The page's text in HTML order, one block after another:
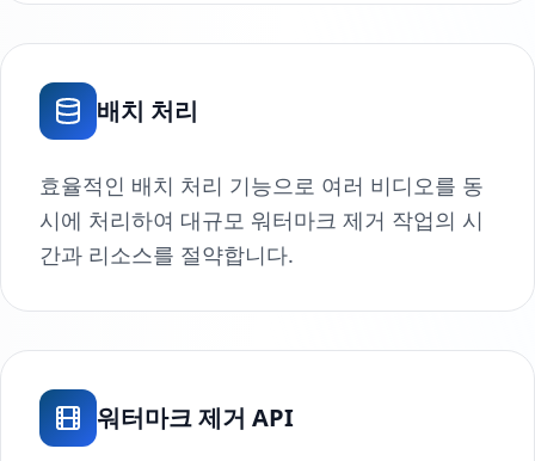
배치 처리
효율적인 배치 처리 기능으로 여러 비디오를 동
시에 처리하여 대규모 워터마크 제거 작업의 시
간과 리소스를 절약합니다.
워터마크 제거 API